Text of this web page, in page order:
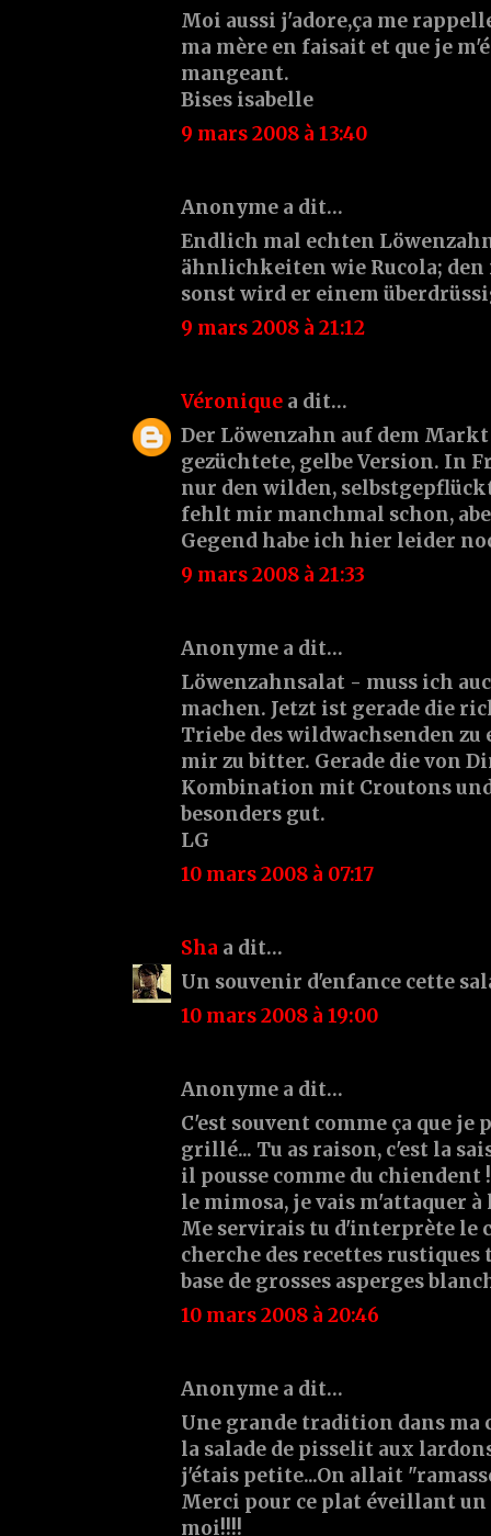
Moi aussi j'adore,ça me
ma mère en faisait et que je
mangeant.
Bises isabelle
9 mars 2008 à 13:40
Anonyme a dit…
Endlich mal echten
ähnlichkeiten wie Rucola; den
sonst wird er einem
9 mars 2008 à 21:12
Véronique a dit…
Der Löwenzahn auf dem
gezüchtete, gelbe Version. In
nur den wilden,
fehlt mir manchmal schon,
Gegend habe ich hier leider
9 mars 2008 à 21:33
Anonyme a dit…
Löwenzahnsalat - muss ich
machen. Jetzt ist gerade die
Triebe des wildwachsenden
mir zu bitter. Gerade die von
Kombination mit Croutons
besonders gut.
LG
10 mars 2008 à 07:17
Sha a dit…
Un souvenir d'enfance cette
10 mars 2008 à 19:00
Anonyme a dit…
C'est souvent comme ça que
grillé... Tu as raison, c'est la
il pousse comme du chiendent
le mimosa, je vais m'attaquer à
Me servirais tu d'interprète le
cherche des recettes rustiques
base de grosses asperges
10 mars 2008 à 20:46
Anonyme a dit…
Une grande tradition dans ma
la salade de pisselit aux
j'étais petite...On allait
Merci pour ce plat éveillant un
moi!!!!